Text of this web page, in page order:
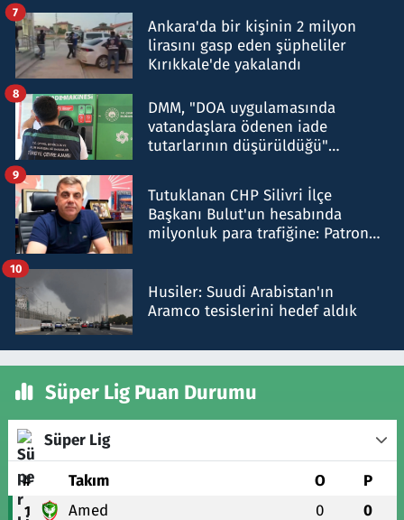
Ankara'da bir kişinin 2 milyon
lirasını gasp eden şüpheliler
Kırıkkale'de yakalandı
7
DMM, "DOA uygulamasında
vatandaşlara ödenen iade
tutarlarının düşürüldüğü"
8
Tutuklanan CHP Silivri İlçe
Başkanı Bulut'un hesabında
milyonluk para trafiğine: Patron
9
Husiler: Suudi Arabistan'ın
Aramco tesislerini hedef aldık
10
Süper Lig Puan Durumu
Süper Lig
# Takım O P
1 Amed 0 0